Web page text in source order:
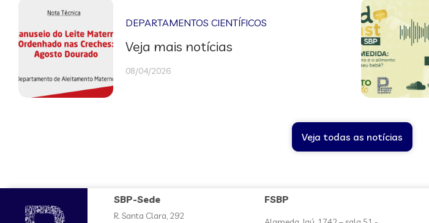
DEPARTAMENTOS CIENTÍFICOS
Veja mais notícias
08/04/2026
Veja todas as notícias
SBP-Sede
R. Santa Clara, 292
FSBP